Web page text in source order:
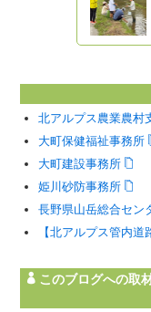
北アルプス農業農村
大町保健福祉事務所
大町建設事務所
姫川砂防事務所
長野県山岳総合セン
【北アルプス管内道
このブログへの取